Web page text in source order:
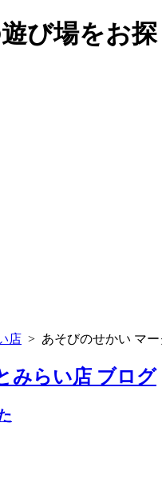
び場をお
店 > あそびのせかい マ
みらい店 ブログ